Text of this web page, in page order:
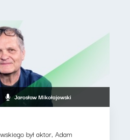
Jarosław Mikołajewski
był aktor, Adam